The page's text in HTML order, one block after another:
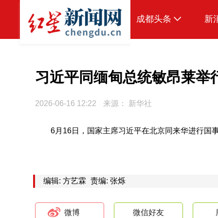
成都头条
本地
热点专题
新
习近平同缅甸总统敏昂莱举
2026-06-16 12:22 来源： 新华社
6月16日，国家主席习近平在北京同来华进行国
编辑: 方艺霖 责编: 张烁
微博 微信好友